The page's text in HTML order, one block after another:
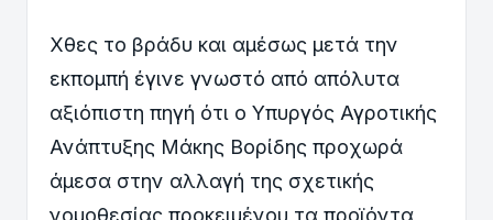
Χθες το βράδυ και αμέσως μετά την
εκπομπή έγινε γνωστό από απόλυτα
αξιόπιστη πηγή ότι ο Υπυργός Αγροτικής
Ανάπτυξης Μάκης Βορίδης προχωρά
άμεσα στην αλλαγή της σχετικής